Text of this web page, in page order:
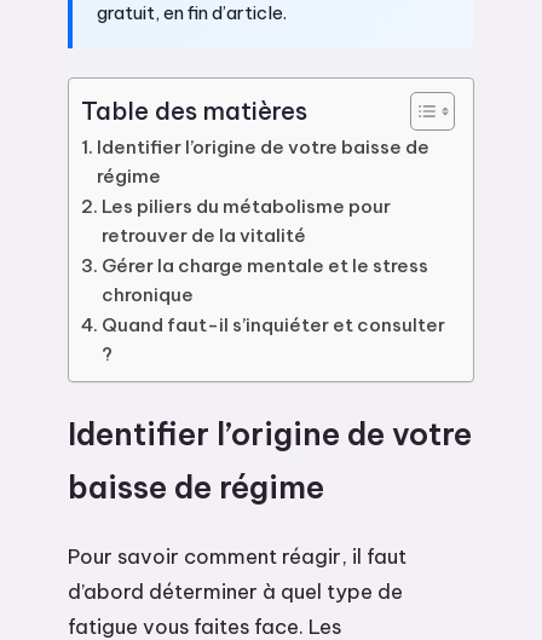
gratuit, en fin d’article.
Table des matières
Identifier l’origine de votre baisse de
régime
Les piliers du métabolisme pour
retrouver de la vitalité
Gérer la charge mentale et le stress
chronique
Quand faut-il s’inquiéter et consulter
?
Identifier l’origine de votre
baisse de régime
Pour savoir comment réagir, il faut
d’abord déterminer à quel type de
fatigue vous faites face. Les